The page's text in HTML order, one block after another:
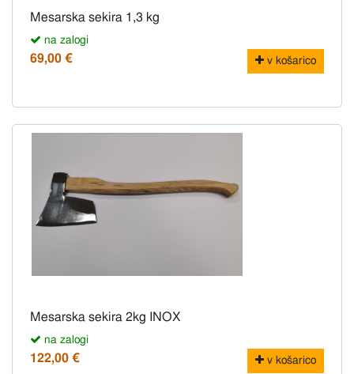
Mesarska sekira 1,3 kg
na zalogi
69,00 € v košarico
Mesarska sekira 2kg INOX
na zalogi
122,00 € v košarico